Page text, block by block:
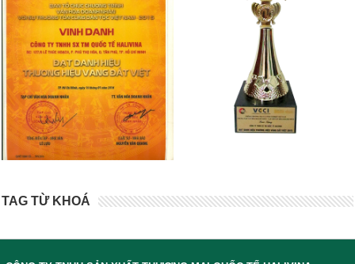
TAG TỪ KHOÁ